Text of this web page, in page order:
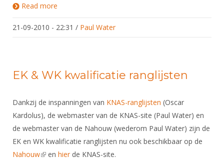
Read more
21-09-2010 - 22:31 / Paul Water
EK & WK kwalificatie ranglijsten
Dankzij de inspanningen van KNAS-ranglijsten (Oscar
Kardolus), de webmaster van de KNAS-site (Paul Water) en
de webmaster van de Nahouw (wederom Paul Water) zijn de
EK en WK kwalificatie ranglijsten nu ook beschikbaar op de
Nahouw(link is external)
en hier de KNAS-site.